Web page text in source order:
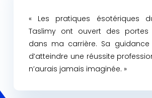
« Les pratiques ésotériques
Taslimy ont ouvert des portes
dans ma carrière. Sa guidance
d’atteindre une réussite
n’aurais jamais imaginée. »